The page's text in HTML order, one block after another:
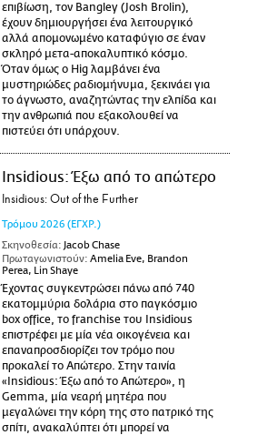
επιβίωση, τον Bangley (Josh Brolin),
έχουν δημιουργήσει ένα λειτουργικό
αλλά απομονωμένο καταφύγιο σε έναν
σκληρό μετα-αποκαλυπτικό κόσμο.
Όταν όμως ο Hig λαμβάνει ένα
μυστηριώδες ραδιομήνυμα, ξεκινάει για
το άγνωστο, αναζητώντας την ελπίδα και
την ανθρωπιά που εξακολουθεί να
πιστεύει ότι υπάρχουν.
Insidious: Έξω από το απώτερο
Insidious: Out of the Further
Τρόμου 2026 (ΕΓΧΡ.)
Σκηνοθεσία: Jacob Chase
Πρωταγωνιστούν: Amelia Eve, Brandon
Perea, Lin Shaye
Έχοντας συγκεντρώσει πάνω από 740
εκατομμύρια δολάρια στο παγκόσμιο
box office, το franchise του Insidious
επιστρέφει με μία νέα οικογένεια και
επαναπροσδιορίζει τον τρόμο που
προκαλεί το Απώτερο. Στην ταινία
«Insidious: Έξω από το Απώτερο», η
Gemma, μία νεαρή μητέρα που
μεγαλώνει την κόρη της στο πατρικό της
σπίτι, ανακαλύπτει ότι μπορεί να